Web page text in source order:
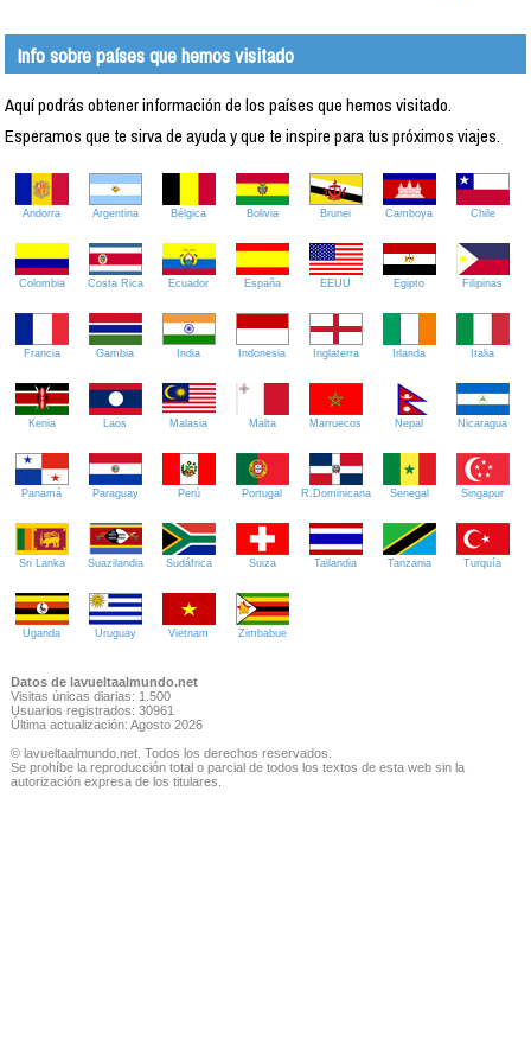
Info sobre países que hemos visitado
Aquí podrás obtener información de los países que hemos visitado.
Esperamos que te sirva de ayuda y que te inspire para tus próximos viajes.
Andorra Argentina Bélgica Bolivia Brunei Camboya Chile
Colombia Costa Rica Ecuador España EEUU Egipto Filipinas
Francia Gambia India Indonesia Inglaterra Irlanda Italia
Kenia Laos Malasia Malta Marruecos Nepal Nicaragua
Panamá Paraguay Perú Portugal R.Dominicana Senegal Singapur
Sri Lanka Suazilandia Sudáfrica Suiza Tailandia Tanzania Turquía
Uganda Uruguay Vietnam Zimbabue
Datos de lavueltaalmundo.net
Visitas únicas diarias: 1.500
Usuarios registrados: 30961
Última actualización: Agosto 2026
© lavueltaalmundo.net. Todos los derechos reservados.
Se prohíbe la reproducción total o parcial de todos los textos de esta web sin la
autorización expresa de los titulares.